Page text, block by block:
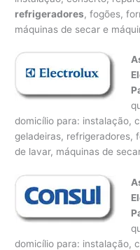
refrigeradores, fogões,
máquinas de secar e
domicílio para: instalação,
geladeiras, refrigeradores,
de lavar, máquinas de
domicílio para: instalação,